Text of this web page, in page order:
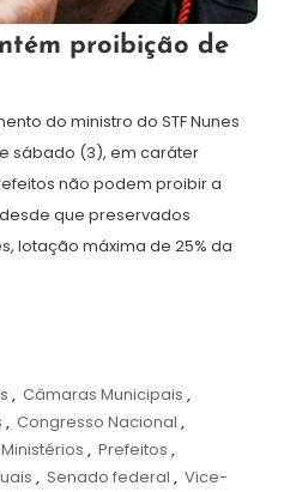
proibição de
do ministro do STF Nunes
sábado (3), em caráter
não podem proibir a
que preservados
lotação máxima de 25% da
, Câmaras Municipais ,
, Congresso Nacional ,
Ministérios , Prefeitos ,
, Senado federal , Vice-